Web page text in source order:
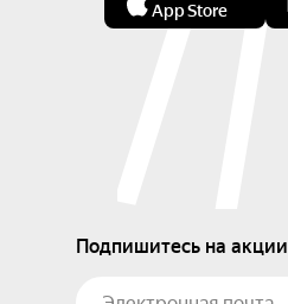
App Store
Подпишитесь на